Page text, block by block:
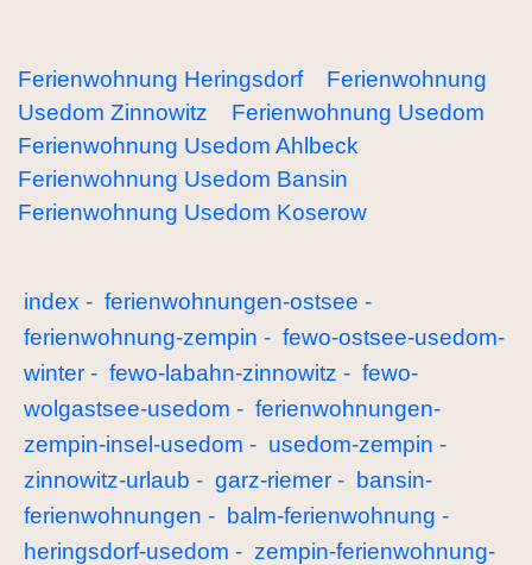
Ferienwohnung Heringsdorf
Ferienwohnung
Usedom Zinnowitz
Ferienwohnung Usedom
Ferienwohnung Usedom Ahlbeck
Ferienwohnung Usedom Bansin
Ferienwohnung Usedom Koserow
index - ferienwohnungen-ostsee -
ferienwohnung-zempin - fewo-ostsee-usedom-
winter - fewo-labahn-zinnowitz - fewo-
wolgastsee-usedom - ferienwohnungen-
zempin-insel-usedom - usedom-zempin -
zinnowitz-urlaub - garz-riemer -
bansin-
ferienwohnungen - balm-ferienwohnung -
heringsdorf-usedom - zempin-ferienwohnung-